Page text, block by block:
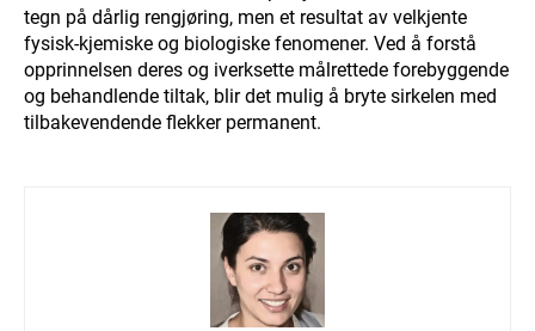
tegn på dårlig rengjøring, men et resultat av velkjente
fysisk-kjemiske og biologiske fenomener. Ved å forstå
opprinnelsen deres og iverksette målrettede forebyggende
og behandlende tiltak, blir det mulig å bryte sirkelen med
tilbakevendende flekker permanent.